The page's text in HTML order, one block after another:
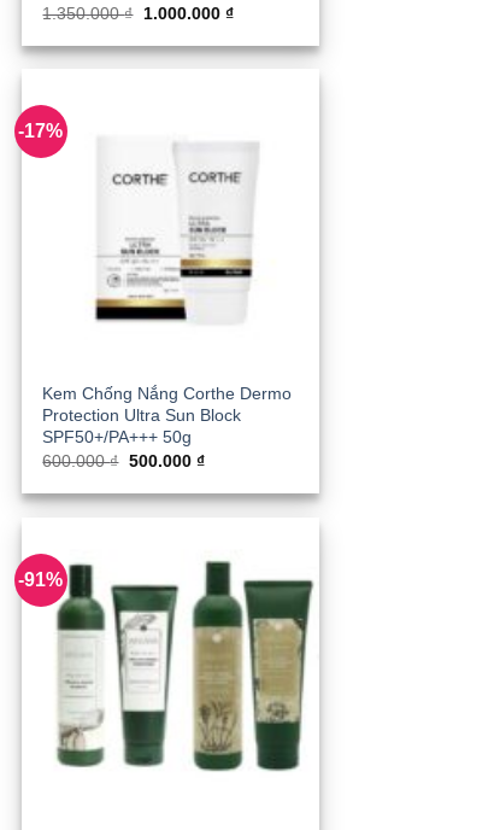
1.350.000₫ Giá
là:
1.000.000 ₫Giá
tại
-17%
Kem Chống Nắng Corthe Dermo
Protection Ultra Sun Block
SPF50+/PA+++ 50g
600.000₫ Giá
là:
500.000 ₫Giá
tại
-91%